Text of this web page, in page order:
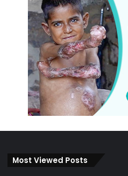
Most Viewed Posts